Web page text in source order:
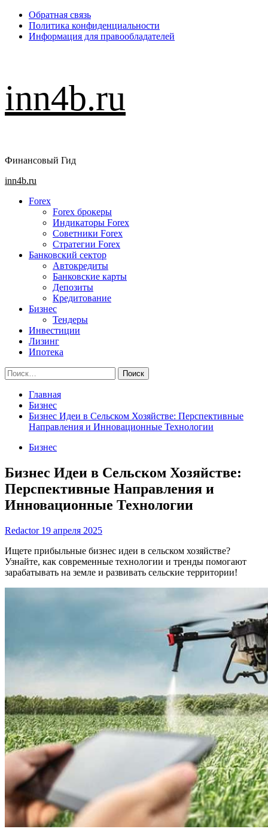
Перейти
содержимому
Обратная связь
Политика конфиденциальности
Информация для правообладателей
inn4b.ru
Финансовый Гид
Основное
inn4b.ru
Forex
Forex брокеры
Индикаторы Forex
Советники Forex
Стратегии Forex
Банковский сектор
Автокредиты
Банковские карты
Депозиты
Кредитование
Бизнес
Тендеры
Инвестиции
Лизинг
Ипотека
Найти:
Главная
Бизнес
Бизнес Идеи в Сельском Хозяйстве: Перспективные
Направления и Инновационные Технологии
Бизнес
Бизнес Идеи в Сельском Хозяйстве:
Перспективные Направления и
Инновационные Технологии
Redactor 19 апреля 2025
Ищете прибыльные бизнес идеи в сельском хозяйстве?
Узнайте, как современные технологии и тренды помогают
зарабатывать на земле и развивать сельские территории!